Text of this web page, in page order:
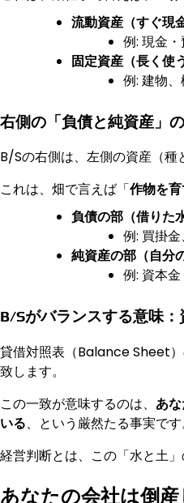
流動資産（すぐ現
例: 現金
固定資産（長く使
例: 建物、
右側の「負債と純資産」
B/Sの右側は、左側の資産（種
これは、畑で言えば「作物を
負債の部（借りた
例: 買掛
純資産の部（自分
例: 資本
B/Sがバランスする意味
貸借対照表（Balance Sheet
致します。
この一致が意味するのは、 あ
いる、という厳然たる事実です
経営判断とは、この「水と土
あなたの会社は倒